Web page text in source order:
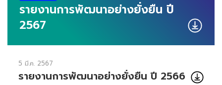
รายงานการพัฒนาอย่างยั่งยืน ปี
2567
5 มี.ค. 2567
รายงานการพัฒนาอย่างยั่งยืน ปี 2566